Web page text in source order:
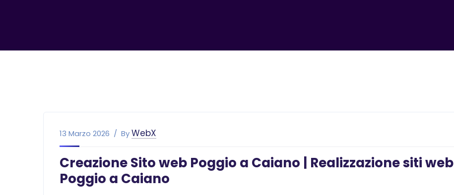
13 Marzo 2026 ByWebX
Creazione Sito web Poggio a Caiano | Realizzazione siti web
Poggio a Caiano